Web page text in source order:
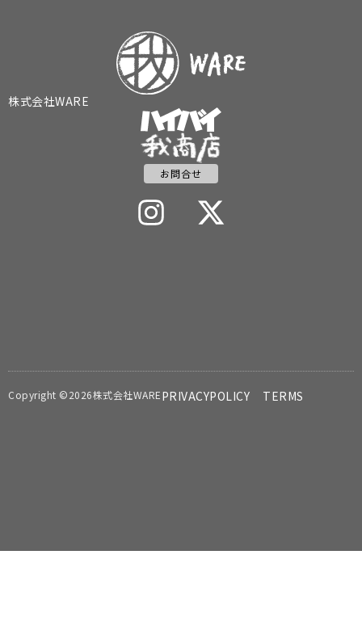
株式会社WARE
お問合せ
Copyright ©2026株式会社WAREPRIVACYPOLICY TERMS